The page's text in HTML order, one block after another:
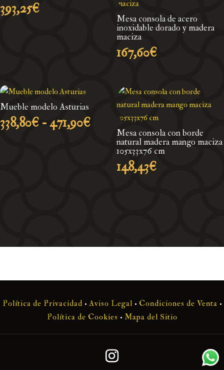
393,25€
Mesa consola de acero
inoxidable dorado y madera
maciza
167,60€
Mueble modelo Asturias
338,80€ -471,90€Rango
precios:
desde
338,80€
Mesa consola con borde
natural madera mango maciza
105x33x76 cm
148,43€
Política de Privacidad • Aviso Legal • Condiciones de Venta •
Política de Cookies • Mapa del Sitio